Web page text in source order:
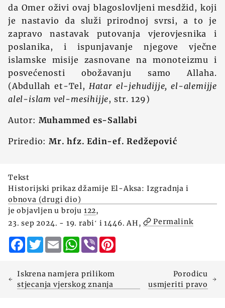
da Omer oživi ovaj blagoslovljeni mesdžid, koji
je nastavio da služi prirodnoj svrsi, a to je
zapravo nastavak putovanja vjerovjesnika i
poslanika, i ispunjavanje njegove vječne
islamske misije zasnovane na monoteizmu i
posvećenosti obožavanju samo Allaha.
(Abdullah et-Tel, Hatar el-jehudijje, el-alemijje
alel-islam vel-mesihijje, str. 129)
Autor: Muhammed es-Sallabi
Priredio: Mr. hfz. Edin-ef. Redžepović
Tekst
Historijski prikaz džamije El-Aksa: Izgradnja i
obnova (drugi dio)
je objavljen u broju 122,
23. sep 2024. - 19. rabiʻ i 1446. AH,
Permalink
Facebook
TwitterEmailWhatsApp
Viber
Iskrena namjera prilikom
stjecanja vjerskog znanja
Porodicu
usmjeriti pravo